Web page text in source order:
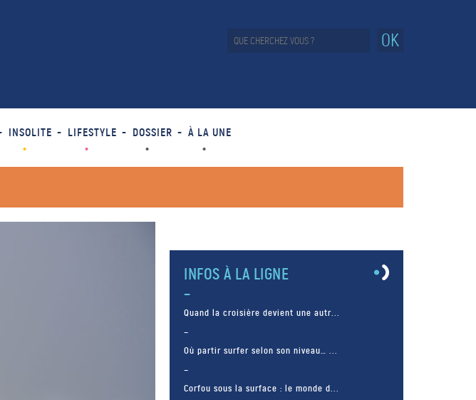
OK
INSOLITE LIFESTYLE DOSSIER À LA UNE
INFOS À LA LIGNE
Quand la croisière devient une autr...
Où partir surfer selon son niveau… ...
Corfou sous la surface : le monde d...